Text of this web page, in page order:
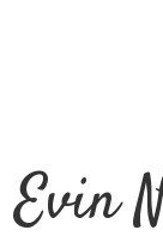
Evin